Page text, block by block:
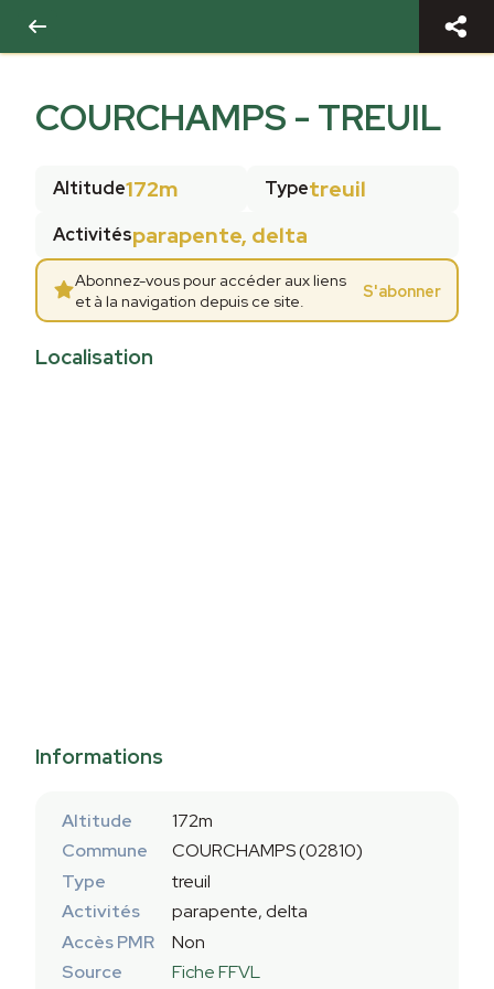
COURCHAMPS - TREUIL
Altitude172m Typetreuil
Activitésparapente, delta
Abonnez-vous pour accéder aux liens
et à la navigation depuis ce site.
S'abonner
Localisation
Informations
Altitude
172m
Commune
COURCHAMPS (02810)
Type
treuil
Activités
parapente, delta
Accès PMR
Non
Source
Fiche FFVL